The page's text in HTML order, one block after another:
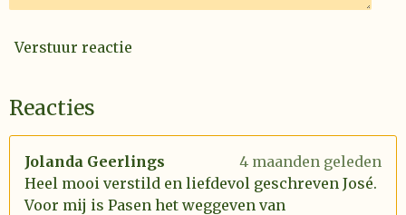
Verstuur reactie
Reacties
Jolanda Geerlings
4 maanden geleden
Heel mooi verstild en liefdevol geschreven José.
Voor mij is Pasen het weggeven van